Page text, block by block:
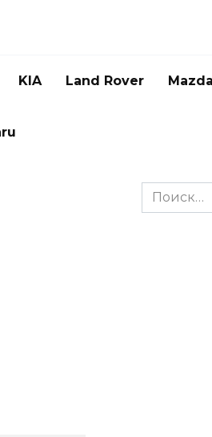
KIA Land Rover Mazda
Search
for: